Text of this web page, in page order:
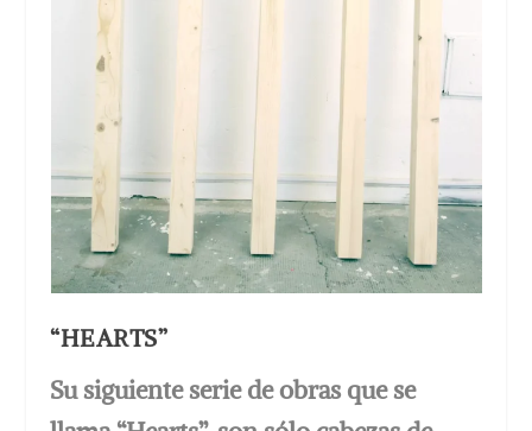
“HEARTS”
Su siguiente serie de obras que se